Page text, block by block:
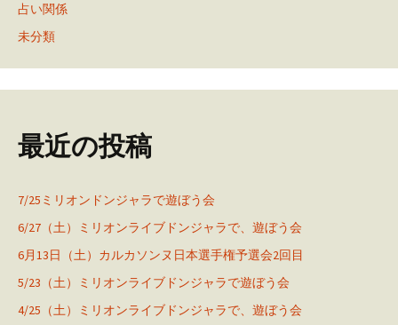
占い関係
未分類
最近の投稿
7/25ミリオンドンジャラで遊ぼう会
6/27（土）ミリオンライブドンジャラで、遊ぼう会
6月13日（土）カルカソンヌ日本選手権予選会2回目
5/23（土）ミリオンライブドンジャラで遊ぼう会
4/25（土）ミリオンライブドンジャラで、遊ぼう会